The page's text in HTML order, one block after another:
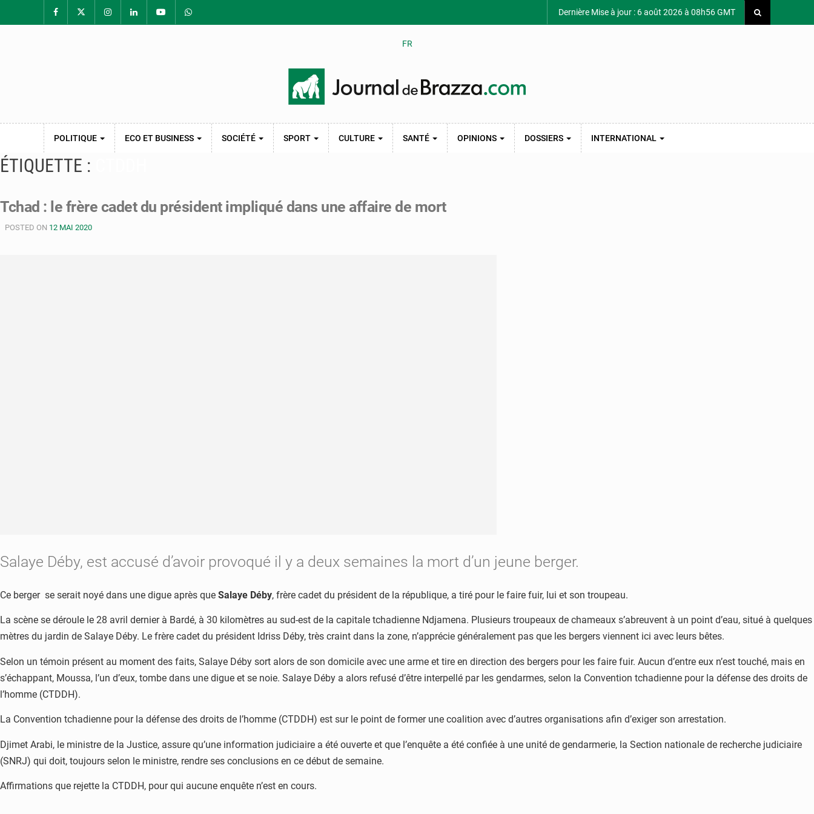
Dernière Mise à jour : 6 août 2026 à 08h56 GMT
FR
POLITIQUE ECO ET BUSINESS SOCIÉTÉ SPORT CULTURE SANTÉ OPINIONS DOSSIERS INTERNATIONAL
ÉTIQUETTE :
Tchad : le frère cadet du président impliqué dans une affaire de mort
POSTED ON 12 MAI 2020
Salaye Déby, est accusé d’avoir provoqué il y a deux semaines la mort d’un jeune berger.
Ce berger se serait noyé dans une digue après que Salaye Déby, frère cadet du président de la république, a tiré pour le faire fuir, lui et son troupeau.
La scène se déroule le 28 avril dernier à Bardé, à 30 kilomètres au sud-est de la capitale tchadienne Ndjamena. Plusieurs troupeaux de chameaux s’abreuvent à un point d’eau, situé à quelques
mètres du jardin de Salaye Déby. Le frère cadet du président Idriss Déby, très craint dans la zone, n’apprécie généralement pas que les bergers viennent ici avec leurs bêtes.
Selon un témoin présent au moment des faits, Salaye Déby sort alors de son domicile avec une arme et tire en direction des bergers pour les faire fuir. Aucun d’entre eux n’est touché, mais en
s’échappant, Moussa, l’un d’eux, tombe dans une digue et se noie. Salaye Déby a alors refusé d’être interpellé par les gendarmes, selon la Convention tchadienne pour la défense des droits de
l’homme (CTDDH).
La Convention tchadienne pour la défense des droits de l’homme (CTDDH) est sur le point de former une coalition avec d’autres organisations afin d’exiger son arrestation.
Djimet Arabi, le ministre de la Justice, assure qu’une information judiciaire a été ouverte et que l’enquête a été confiée à une unité de gendarmerie, la Section nationale de recherche judiciaire
(SNRJ) qui doit, toujours selon le ministre, rendre ses conclusions en ce début de semaine.
Affirmations que rejette la CTDDH, pour qui aucune enquête n’est en cours.